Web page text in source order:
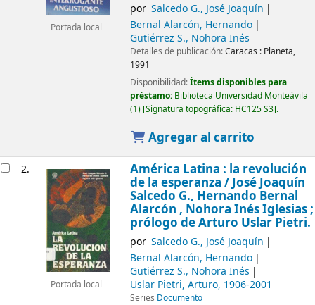
Portada local
por Salcedo G., José Joaquín
Bernal Alarcón, Hernando
Gutiérrez S., Nohora Inés
Detalles de publicación:Caracas : Planeta,
1991
Disponibilidad:Ítems disponibles para
préstamo: Biblioteca Universidad Monteávila
(1) Signatura topográfica: HC125 S3 .
Agregar al carrito
2.
Portada local
América Latina : la revolución
de la esperanza /José Joaquín
Salcedo G., Hernando Bernal
Alarcón , Nohora Inés Iglesias ;
prólogo de Arturo Uslar Pietri.
por Salcedo G., José Joaquín
Bernal Alarcón, Hernando
Gutiérrez S., Nohora Inés
Uslar Pietri, Arturo, 1906-2001
Series Documento